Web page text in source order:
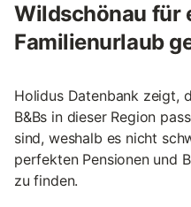
Wildschönau für
Familienurlaub
Holidus Datenbank zeigt,
B&Bs in dieser Region
sind, weshalb es nicht
perfekten Pensionen und
zu finden.